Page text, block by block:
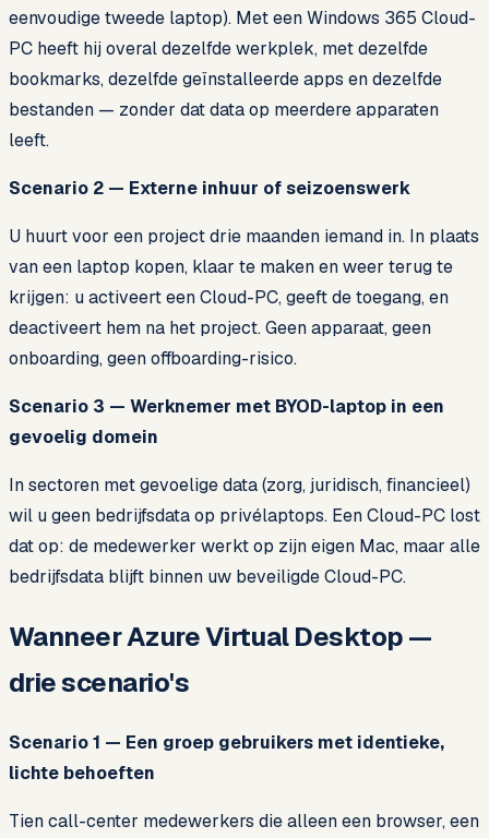
eenvoudige tweede laptop). Met een Windows 365 Cloud-
PC heeft hij overal dezelfde werkplek, met dezelfde
bookmarks, dezelfde geïnstalleerde apps en dezelfde
bestanden — zonder dat data op meerdere apparaten
leeft.
Scenario 2 — Externe inhuur of seizoenswerk
U huurt voor een project drie maanden iemand in. In plaats
van een laptop kopen, klaar te maken en weer terug te
krijgen: u activeert een Cloud-PC, geeft de toegang, en
deactiveert hem na het project. Geen apparaat, geen
onboarding, geen offboarding-risico.
Scenario 3 — Werknemer met BYOD-laptop in een
gevoelig domein
In sectoren met gevoelige data (zorg, juridisch, financieel)
wil u geen bedrijfsdata op privélaptops. Een Cloud-PC lost
dat op: de medewerker werkt op zijn eigen Mac, maar alle
bedrijfsdata blijft binnen uw beveiligde Cloud-PC.
Wanneer Azure Virtual Desktop —
drie scenario's
Scenario 1 — Een groep gebruikers met identieke,
lichte behoeften
Tien call-center medewerkers die alleen een browser, een